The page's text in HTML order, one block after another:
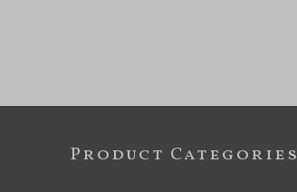
Product Categories